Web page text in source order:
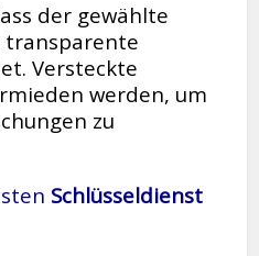
der gewählte
transparente
Versteckte
werden, um
zu
Schlüsseldienst